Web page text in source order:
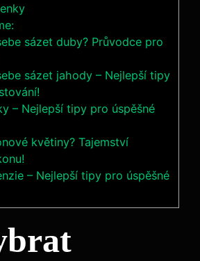
sázet duby? Průvodce pro
sázet jahody – Nejlepší tipy
– Nejlepší tipy pro úspěšné
květiny? Tajemství
– Nejlepší tipy pro úspěšné